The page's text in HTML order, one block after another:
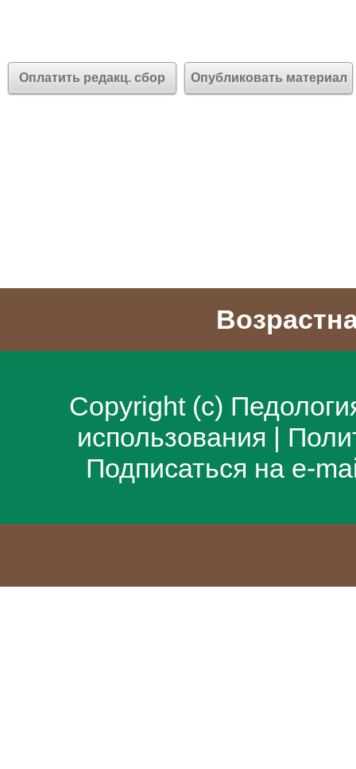
Оплатить редакц. сбор Опубликовать материал
Copyright (c)
использования |
Подписаться на e-